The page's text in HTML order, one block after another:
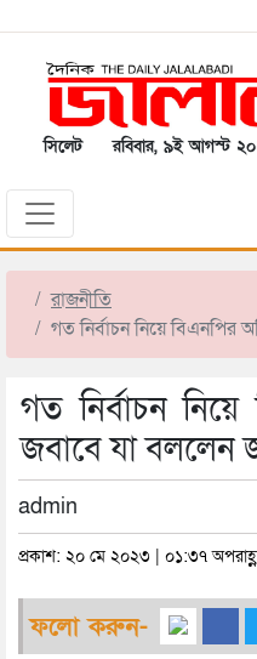
সিলেট রবিবার, ৯ই আগস্ট
রাজনীতি
গত নির্বাচন নিয়ে
গত নির্বাচন
জবাবে যা বললেন
admin
প্রকাশ: ২০ মে ২০২৩ | ০১:৩৭
ফলো করুন-